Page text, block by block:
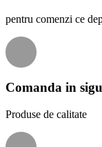
pentru comenzi ce
Comanda in
Produse de calitate